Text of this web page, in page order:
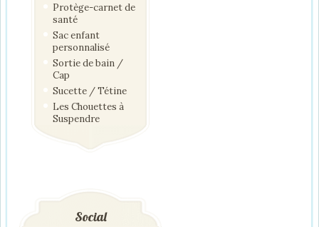
Protège-carnet de
santé
Sac enfant
personnalisé
Sortie de bain /
Cap
Sucette / Tétine
Les Chouettes à
Suspendre
Social